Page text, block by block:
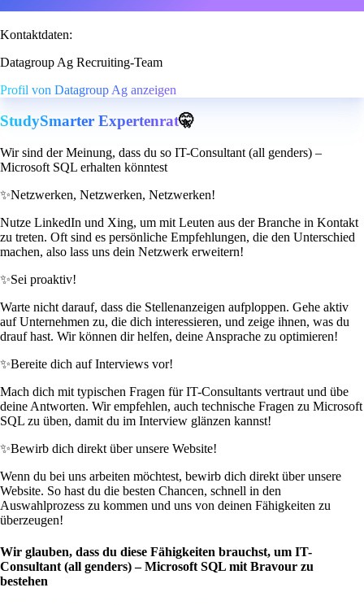
Kontaktdaten:
Datagroup Ag Recruiting-Team
Profil von Datagroup Ag anzeigen
StudySmarter Expertenrat🤫
Wir sind der Meinung, dass du so IT-Consultant (all genders) –
Microsoft SQL erhalten könntest
✨Netzwerken, Netzwerken, Netzwerken!
Nutze LinkedIn und Xing, um mit Leuten aus der Branche in Kontakt
zu treten. Oft sind es persönliche Empfehlungen, die den Unterschied
machen, also lass uns dein Netzwerk erweitern!
✨Sei proaktiv!
Warte nicht darauf, dass die Stellenanzeigen aufploppen. Gehe aktiv
auf Unternehmen zu, die dich interessieren, und zeige ihnen, was du
drauf hast. Wir können dir helfen, deine Ansprache zu optimieren!
✨Bereite dich auf Interviews vor!
Mach dich mit typischen Fragen für IT-Consultants vertraut und übe
deine Antworten. Wir empfehlen, auch technische Fragen zu Microsoft
SQL zu üben, damit du im Interview glänzen kannst!
✨Bewirb dich direkt über unsere Website!
Wenn du bei uns arbeiten möchtest, bewirb dich direkt über unsere
Website. So hast du die besten Chancen, schnell in den
Auswahlprozess zu kommen und uns von deinen Fähigkeiten zu
überzeugen!
Wir glauben, dass du diese Fähigkeiten brauchst, um IT-
Consultant (all genders) – Microsoft SQL mit Bravour zu
bestehen